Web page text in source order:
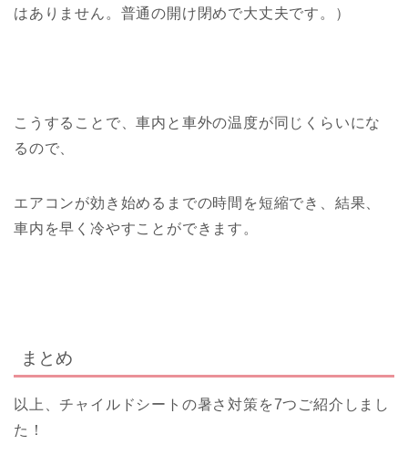
はありません。普通の開け閉めで大丈夫です。）
こうすることで、車内と車外の温度が同じくらいにな
るので、
エアコンが効き始めるまでの時間を短縮でき、結果、
車内を早く冷やすことができます。
まとめ
以上、チャイルドシートの暑さ対策を7つご紹介しまし
た！